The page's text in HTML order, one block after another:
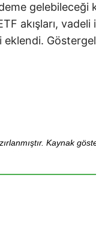
gelebileceği
akışları, vadeli
eklendi.
Kaynak